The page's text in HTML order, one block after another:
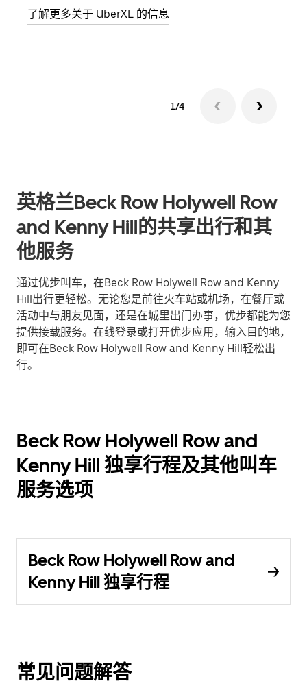
了解更多关于 UberXL 的信息
1/4
英格兰Beck Row Holywell Row
and Kenny Hill的共享出行和其
他服务
通过优步叫车，在Beck Row Holywell Row and Kenny
Hill出行更轻松。无论您是前往火车站或机场，在餐厅或
活动中与朋友见面，还是在城里出门办事，优步都能为您
提供接载服务。在线登录或打开优步应用，输入目的地，
即可在Beck Row Holywell Row and Kenny Hill轻松出
行。
Beck Row Holywell Row and
Kenny Hill 独享行程及其他叫车
服务选项
Beck Row Holywell Row and
Kenny Hill 独享行程
常见问题解答